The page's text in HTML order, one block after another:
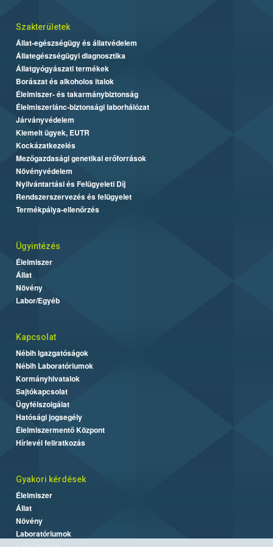
Szakterületek
Állat-egészségügy és állatvédelem
Állategészségügyi diagnosztika
Állatgyógyászati termékek
Borászat és alkoholos italok
Élelmiszer- és takarmánybiztonság
Élelmiszerlánc-biztonsági laborhálózat
Járványvédelem
Kiemelt ügyek, EUTR
Kockázatkezelés
Mezőgazdasági genetikai erőforrások
Növényvédelem
Nyilvántartási és Felügyeleti Díj
Rendszerszervezés és felügyelet
Termékpálya-ellenőrzés
Ügyintézés
Élelmiszer
Állat
Növény
Labor/Egyéb
Kapcsolat
Nébih Igazgatóságok
Nébih Laboratóriumok
Kormányhivatalok
Sajtókapcsolat
Ügyfélszolgálat
Hatósági jogsegély
Élelmiszermentő Központ
Hírlevél feliratkozás
Gyakori kérdések
Élelmiszer
Állat
Növény
Laboratóriumok